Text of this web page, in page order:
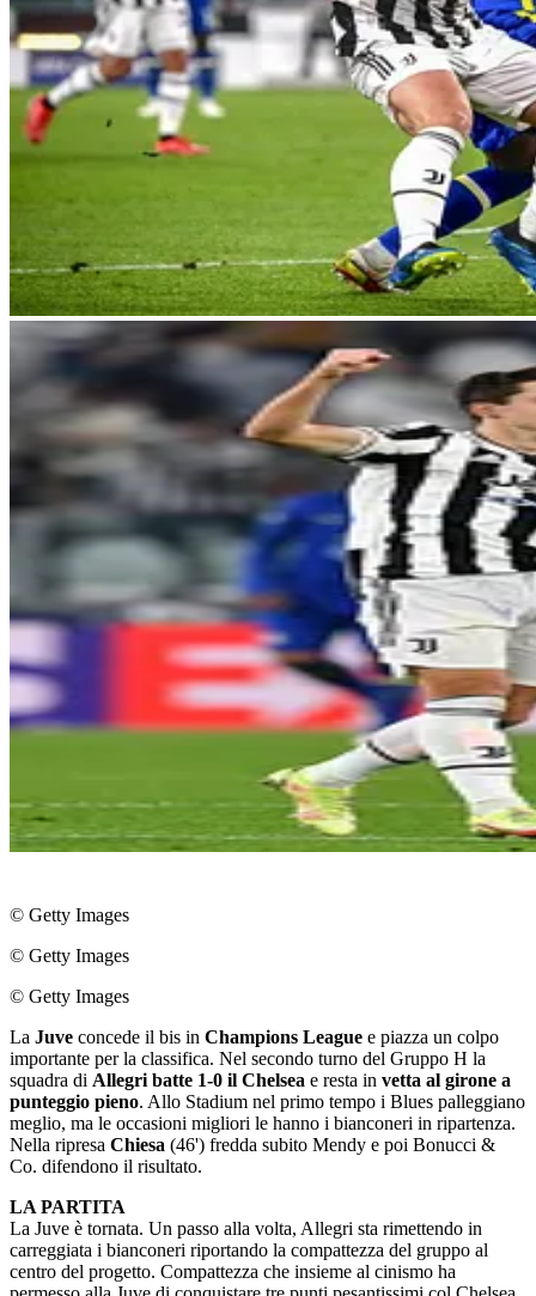
© Getty Images
© Getty Images
© Getty Images
La Juve concede il bis in Champions League e piazza un colpo
importante per la classifica. Nel secondo turno del Gruppo H la
squadra di Allegri batte 1-0 il Chelsea e resta in vetta al girone a
punteggio pieno. Allo Stadium nel primo tempo i Blues palleggiano
meglio, ma le occasioni migliori le hanno i bianconeri in ripartenza.
Nella ripresa Chiesa (46') fredda subito Mendy e poi Bonucci &
Co. difendono il risultato.
LA PARTITA
La Juve è tornata. Un passo alla volta, Allegri sta rimettendo in
carreggiata i bianconeri riportando la compattezza del gruppo al
centro del progetto. Compattezza che insieme al cinismo ha